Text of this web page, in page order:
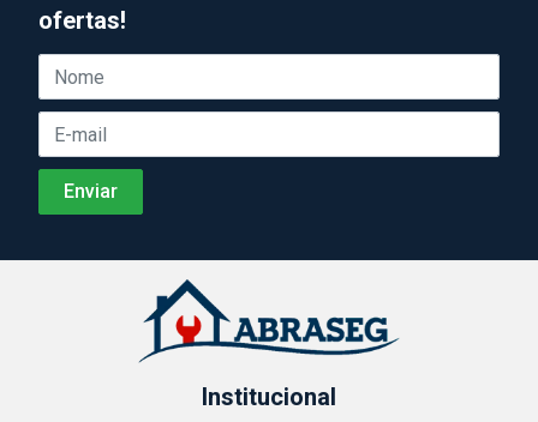
ofertas!
Institucional